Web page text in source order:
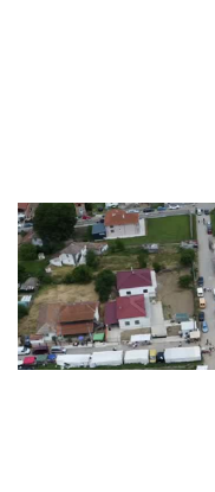
Ruen'de bahar
Yaşam